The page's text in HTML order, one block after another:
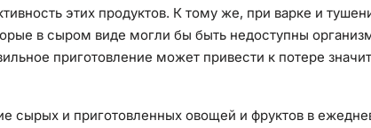
этих продуктов. К тому же, при варке и
в сыром виде могли бы быть недоступны
приготовление может привести к потере
сырых и приготовленных овощей и фруктов в